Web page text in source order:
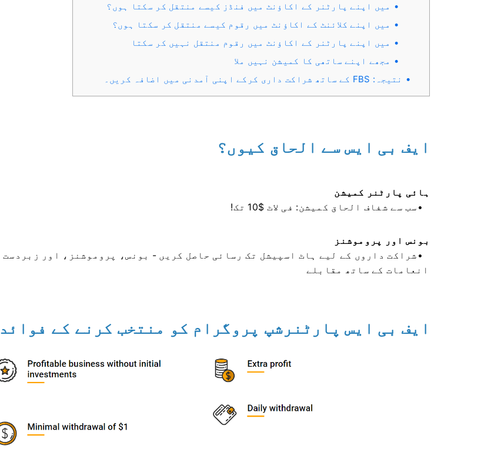
میں اپنے پارٹنر کے اکاؤنٹ میں فنڈز کیسے منتقل کر سکتا ہوں؟
میں اپنے کلائنٹ کے اکاؤنٹ میں رقوم کیسے منتقل کر سکتا ہوں؟
میں اپنے پارٹنر کے اکاؤنٹ میں رقوم منتقل نہیں کر سکتا
مجھے اپنے ساتھی کا کمیشن نہیں ملا
نتیجہ: FBS کے ساتھ شراکت داری کرکے اپنی آمدنی میں اضافہ کریں۔
ایف بی ایس سے الحاق کیوں؟
ہائی پارٹنر کمیشن
سب سے شفاف الحاق کمیشن: فی لاٹ $10 تک!
بونس اور پروموشنز
شراکت داروں کے لیے ہاٹ اسپیشل تک رسائی حاصل کریں - بونس، پروموشنز، اور زبردست
انعامات کے ساتھ مقابلے
ایف بی ایس پارٹنرشپ پروگرام کو منتخب کرنے کے فوائد